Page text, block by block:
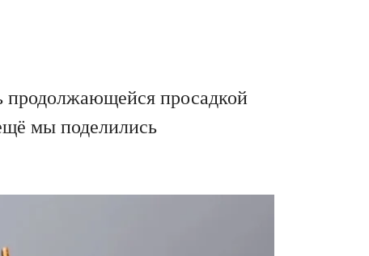
продолжающейся просадкой
мы поделились